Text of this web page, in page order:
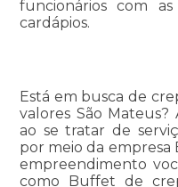
funcionários com
cardápios.
Está em busca de
valores São
ao se tratar de
por meio da
empreendimento
como Buffet de